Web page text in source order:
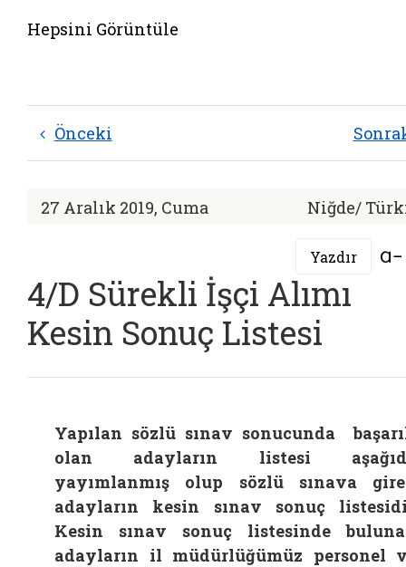
Hepsini Görüntüle
Önceki
27 Aralık 2019, Cuma Niğde/
Yazdır
4/D Sürekli İşçi Alımı
Kesin Sonuç Listesi
Yapılan sözlü sınav sonucunda
olan adayların listesi
yayımlanmış olup sözlü sınava
adayların
kesin sınav sonuç
Kesin sınav sonuç listesinde
adayların il müdürlüğümüz personel